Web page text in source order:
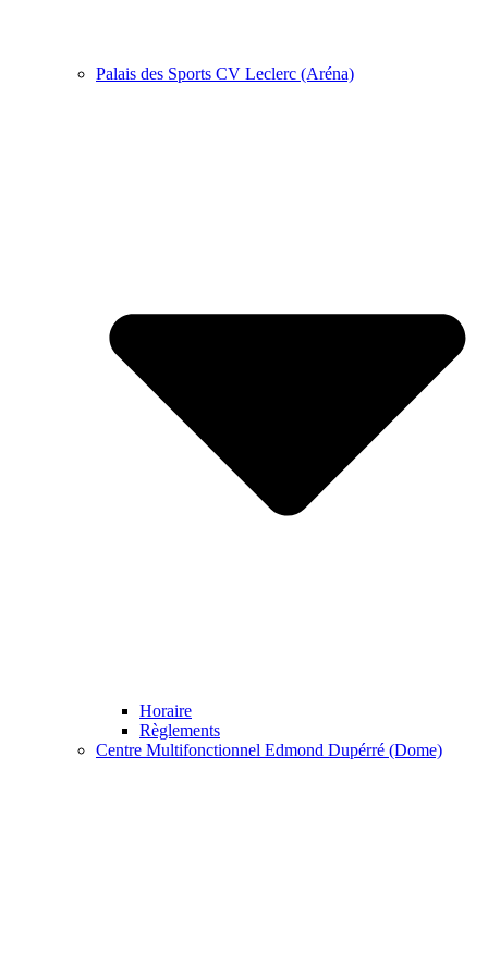
Palais des Sports CV Leclerc (Aréna)
Horaire
Règlements
Centre Multifonctionnel Edmond Dupérré (Dome)